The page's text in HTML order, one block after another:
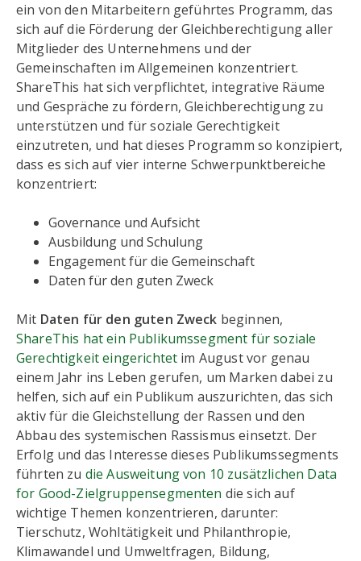
ein von den Mitarbeitern geführtes Programm, das
sich auf die Förderung der Gleichberechtigung aller
Mitglieder des Unternehmens und der
Gemeinschaften im Allgemeinen konzentriert.
ShareThis hat sich verpflichtet, integrative Räume
und Gespräche zu fördern, Gleichberechtigung zu
unterstützen und für soziale Gerechtigkeit
einzutreten, und hat dieses Programm so konzipiert,
dass es sich auf vier interne Schwerpunktbereiche
konzentriert:
Governance und Aufsicht
Ausbildung und Schulung
Engagement für die Gemeinschaft
Daten für den guten Zweck
Mit Daten für den guten Zweck beginnen,
ShareThis hat ein Publikumssegment für soziale
Gerechtigkeit eingerichtet im August vor genau
einem Jahr ins Leben gerufen, um Marken dabei zu
helfen, sich auf ein Publikum auszurichten, das sich
aktiv für die Gleichstellung der Rassen und den
Abbau des systemischen Rassismus einsetzt. Der
Erfolg und das Interesse dieses Publikumssegments
führten zu die Ausweitung von 10 zusätzlichen Data
for Good-Zielgruppensegmenten die sich auf
wichtige Themen konzentrieren, darunter:
Tierschutz, Wohltätigkeit und Philanthropie,
Klimawandel und Umweltfragen, Bildung,